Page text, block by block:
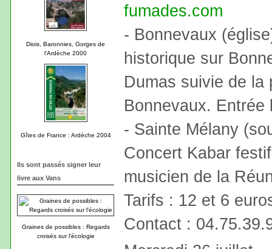
Diois, Baronnies, Gorges de
l'Ardèche 2000
Gîtes de France : Ardèche 2004
Ils sont passés signer leur
livre aux Vans
Graines de possibles : Regards
croisés sur l'écologie
fumades.com
- Bonnevaux
historique sur
Dumas suivie de la
Bonnevaux. Entrée
- Sainte Mélany
Concert Kabar
musicien de la
Tarifs : 12 et 6
Contact :